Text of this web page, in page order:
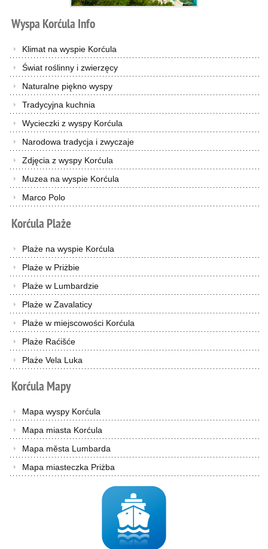
Wyspa Korćula Info
Klimat na wyspie Korćula
Świat roślinny i zwierzęcy
Naturalne piękno wyspy
Tradycyjna kuchnia
Wycieczki z wyspy Korćula
Narodowa tradycja i zwyczaje
Zdjęcia z wyspy Korćula
Muzea na wyspie Korćula
Marco Polo
Korćula Plaże
Plaże na wyspie Korćula
Plaże w Priżbie
Plaże w Lumbardzie
Plaże w Zavalaticy
Plaże w miejscowości Korćula
Plaże Raćišće
Plaże Vela Luka
Korćula Mapy
Mapa wyspy Korćula
Mapa miasta Korćula
Mapa města Lumbarda
Mapa miasteczka Priżba